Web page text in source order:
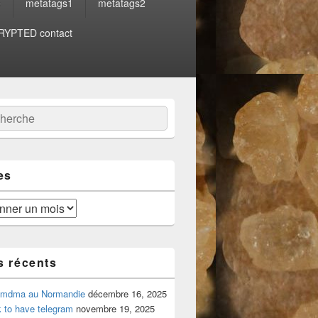
contact
récents
au Normandie décembre 16, 2025
to have telegram novembre 19, 2025